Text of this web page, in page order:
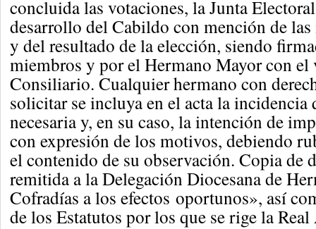
concluida las votaciones, la Junta
desarrollo del Cabildo con mención de
y del resultado de la elección, siendo
miembros y por el Hermano Mayor con el
Consiliario. Cualquier hermano con
solicitar se incluya en el acta la incidencia
necesaria y, en su caso, la intención de
con expresión de los motivos, debiendo
el contenido de su observación. Copia de
remitida a la Delegación Diocesana de
Cofradías a los efectos oportunos», así
de los Estatutos por los que se rige la